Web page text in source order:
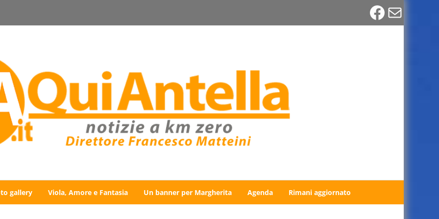
Email
gallery Viola, Amore e Fantasia Un banner per Margherita Agenda Rimani aggiornato